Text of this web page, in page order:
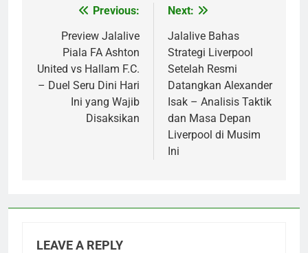
navigation
Previous:
Preview Jalalive
Piala FA Ashton
United vs Hallam F.C.
– Duel Seru Dini Hari
Ini yang Wajib
Disaksikan
Next:
Jalalive Bahas
Strategi Liverpool
Setelah Resmi
Datangkan Alexander
Isak – Analisis Taktik
dan Masa Depan
Liverpool di Musim
Ini
LEAVE A REPLY